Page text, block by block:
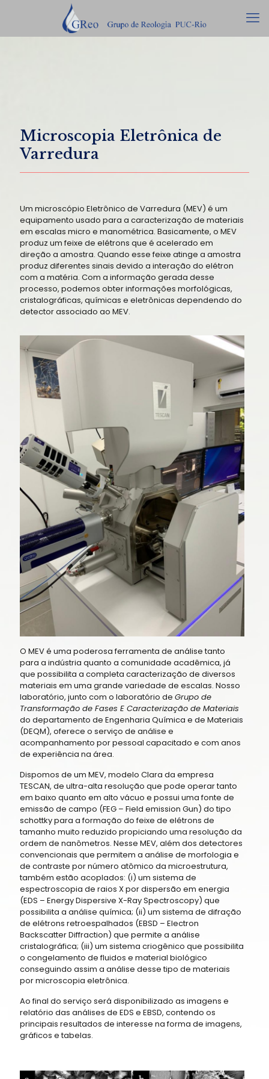
Microscopia Eletrônica de
Varredura
Um microscópio Eletrônico de Varredura (MEV) é um
equipamento usado para a caracterização de materiais
em escalas micro e manométrica. Basicamente, o MEV
produz um feixe de elétrons que é acelerado em
direção a amostra. Quando esse feixe atinge a amostra
produz diferentes sinais devido a interação do elétron
com a matéria. Com a informação gerada desse
processo, podemos obter informações morfológicas,
cristalográficas, químicas e eletrônicas dependendo do
detector associado ao MEV.
O MEV é uma poderosa ferramenta de análise tanto
para a indústria quanto a comunidade acadêmica, já
que possibilita a completa caracterização de diversos
materiais em uma grande variedade de escalas. Nosso
laboratório, junto com o laboratório de Grupo de
Transformação de Fases E Caracterização de Materiais
do departamento de Engenharia Química e de Materiais
(DEQM), oferece o serviço de análise e
acompanhamento por pessoal capacitado e com anos
de experiência na área.
Dispomos de um MEV, modelo Clara da empresa
TESCAN, de ultra-alta resolução que pode operar tanto
em baixo quanto em alto vácuo e possui uma fonte de
emissão de campo (FEG – Field emission Gun) do tipo
schottky para a formação do feixe de elétrons de
tamanho muito reduzido propiciando uma resolução da
ordem de nanômetros. Nesse MEV, além dos detectores
convencionais que permitem a análise de morfologia e
de contraste por número atômico da microestrutura,
também estão acoplados: (i) um sistema de
espectroscopia de raios X por dispersão em energia
(EDS – Energy Dispersive X-Ray Spectroscopy) que
possibilita a análise química; (ii) um sistema de difração
de elétrons retroespalhados (EBSD – Electron
Backscatter Diffraction) que permite a análise
cristalográfica; (iii) um sistema criogênico que possibilita
o congelamento de fluidos e material biológico
conseguindo assim a análise desse tipo de materiais
por microscopia eletrônica.
Ao final do serviço será disponibilizado as imagens e
relatório das análises de EDS e EBSD, contendo os
principais resultados de interesse na forma de imagens,
gráficos e tabelas.